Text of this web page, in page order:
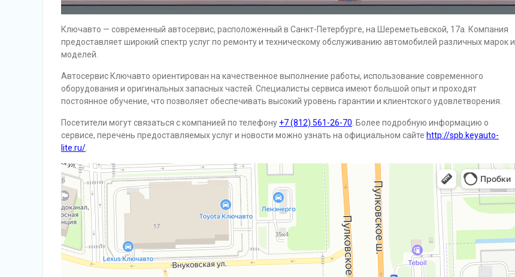
Ключавто — современный автосервис, расположенный в Санкт-Петербурге, на Шереметьевской, 17а. Компания
предоставляет широкий спектр услуг по ремонту и техническому обслуживанию автомобилей различных марок и
моделей.
Автосервис Ключавто ориентирован на качественное выполнение работы, использование современного
оборудования и оригинальных запасных частей. Специалисты сервиса имеют большой опыт и проходят
постоянное обучение, что позволяет обеспечивать высокий уровень гарантии и клиентского удовлетворения.
Посетители могут связаться с компанией по телефону +7 (812) 561-26-70. Более подробную информацию о
сервисе, перечень предоставляемых услуг и новости можно узнать на официальном сайте http://spb.keyauto-
lite.ru/.